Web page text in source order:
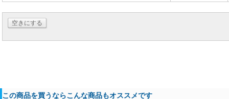
空きにする
この商品を買うならこんな商品もオススメです